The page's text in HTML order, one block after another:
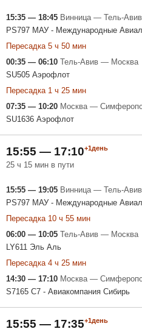
15:35 — 18:45 Винница — Тель-Авив
PS797 МАУ - Международные
Пересадка 5 ч 50 мин
00:35 — 06:10 Тель-Авив — Москва
SU505 Аэрофлот
Пересадка 1 ч 25 мин
07:35 — 10:20 Москва —
SU1636 Аэрофлот
15:55 — 17:10+1день
25 ч 15 мин в пути
15:55 — 19:05 Винница — Тель-Авив
PS797 МАУ - Международные
Пересадка 10 ч 55 мин
06:00 — 10:05 Тель-Авив — Москва
LY611 Эль Аль
Пересадка 4 ч 25 мин
14:30 — 17:10 Москва —
S7165 С7 - Авиакомпания Сибирь
15:55 — 17:35+1день